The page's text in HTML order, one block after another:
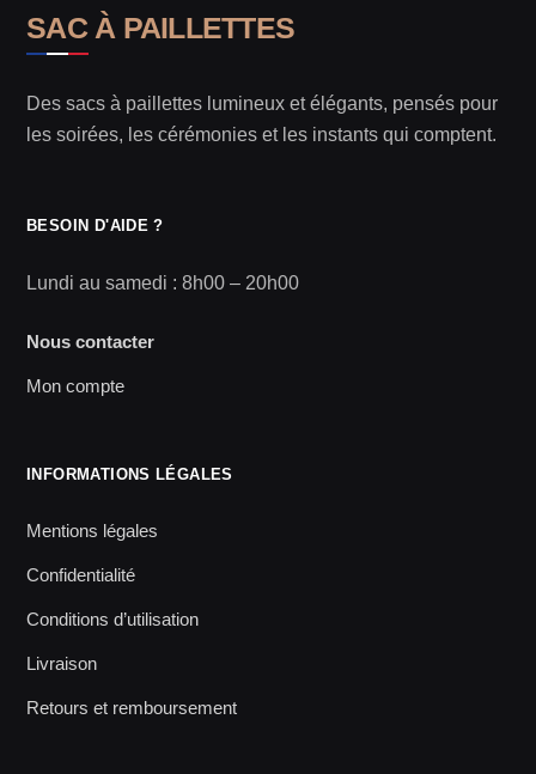
SAC À PAILLETTES
Des sacs à paillettes lumineux et élégants, pensés pour
les soirées, les cérémonies et les instants qui comptent.
BESOIN D'AIDE ?
Lundi au samedi : 8h00 – 20h00
Nous contacter
Mon compte
INFORMATIONS LÉGALES
Mentions légales
Confidentialité
Conditions d’utilisation
Livraison
Retours et remboursement